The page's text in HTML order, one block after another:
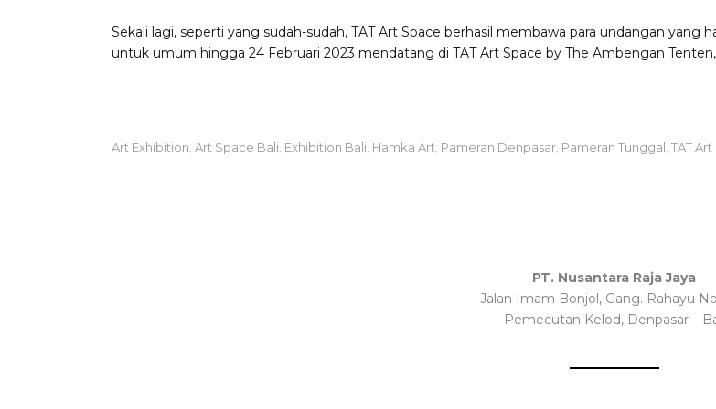
Sekali lagi, seperti yang sudah-sudah, TAT Art Space berhasil membawa para undangan yang
untuk umum hingga 24 Februari 2023 mendatang di TAT Art Space by The Ambengan
Art Exhibition, Art Space Bali, Exhibition Bali, Hamka Art, Pameran Denpasar, Pameran Tunggal, TAT
PT. Nusantara Raja Jaya
Jalan Imam Bonjol, Gang. Rahayu
Pemecutan Kelod, Denpasar –